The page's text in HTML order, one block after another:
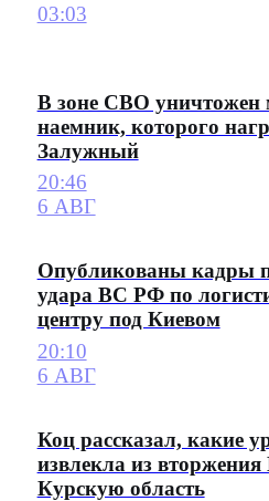
03:03
В зоне СВО уничтожен
наемник, которого
Залужный
20:46
6 АВГ
Опубликованы кадры
удара ВС РФ по
центру под Киевом
20:10
6 АВГ
Коц рассказал, какие
извлекла из
Курскую область